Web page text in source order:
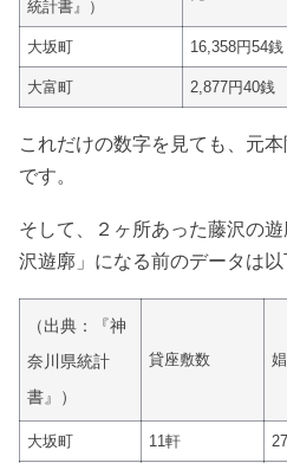
統計書』）
大坂町 16,358円54銭
大富町 2,877円40銭
これだけの数字を見ても、元
です。
そして、２ヶ所あった藤沢の
沢遊廓」になる前のデータは以
（出典：『神
奈川県統計
書』）
貸座敷数
大坂町 11軒